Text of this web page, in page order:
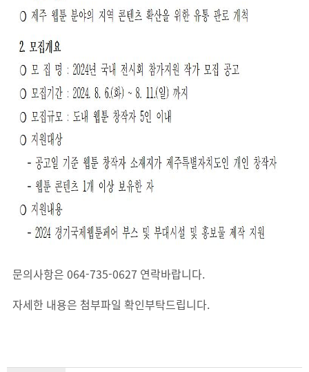
문의사항은 064-735-0627 연락바랍니다.
자세한 내용은 첨부파일 확인부탁드립니다.